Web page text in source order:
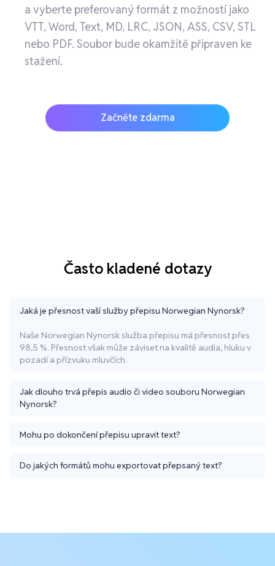
a vyberte preferovaný formát z možností jako
VTT, Word, Text, MD, LRC, JSON, ASS, CSV, STL
nebo PDF. Soubor bude okamžitě připraven ke
stažení.
Začněte zdarma
Často kladené dotazy
Jaká je přesnost vaší služby přepisu Norwegian Nynorsk?
Naše Norwegian Nynorsk služba přepisu má přesnost přes
98,5 %. Přesnost však může záviset na kvalitě audia, hluku v
pozadí a přízvuku mluvčích.
Jak dlouho trvá přepis audio či video souboru Norwegian
Nynorsk?
Mohu po dokončení přepisu upravit text?
Do jakých formátů mohu exportovat přepsaný text?